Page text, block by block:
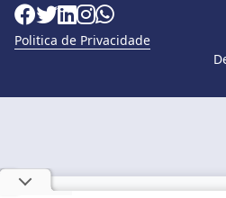
Politica de Privacidade